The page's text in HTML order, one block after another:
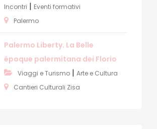
cieli”: si celebra la Giornata di Dio Padre
Incontri | Eventi formativi
Palermo
Palermo Liberty. La Belle
époque palermitana dei Florio
Viaggi e Turismo | Arte e Cultura
Cantieri Culturali Zisa